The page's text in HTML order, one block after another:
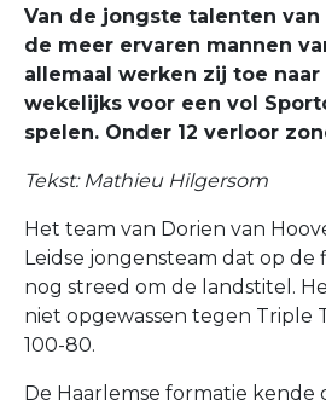
Van de jongste talenten van
de meer ervaren mannen
allemaal werken zij toe
wekelijks voor een vol
spelen. Onder 12 verloor
Tekst: Mathieu Hilgersom
Het team van Dorien van
Leidse jongensteam dat op de
nog streed om de landstitel.
niet opgewassen tegen Triple
100-80.
De Haarlemse formatie